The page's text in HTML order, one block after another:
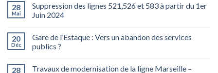
28
Mai
Suppression des lignes 521,526 et 583 à partir du 1er
Juin 2024
20
Déc
Gare de l’Estaque : Vers un abandon des services
publics ?
28
Travaux de modernisation de la ligne Marseille –